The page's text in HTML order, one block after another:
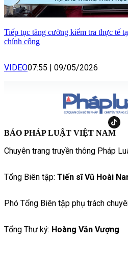
Tiếp tục tăng cường kiểm tra thực tế
chính công
VIDEO07:55 | 09/05/2026
BÁO PHÁP LUẬT VIỆT NAM
Chuyên trang truyền thông Pháp
Tổng Biên tập: Tiến sĩ Vũ Hoài
Phó Tổng Biên tập phụ trách
Tổng Thư ký: Hoàng Văn Vượng